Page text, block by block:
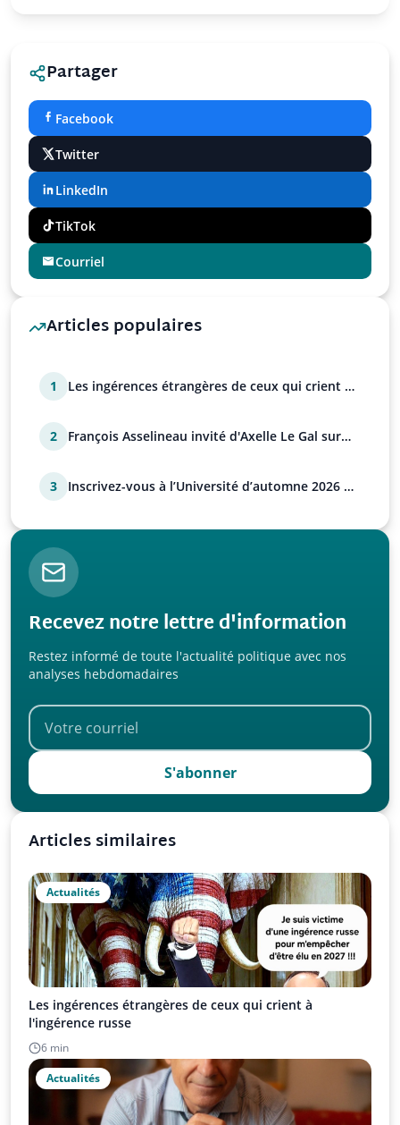
Partager
Facebook
Twitter
LinkedIn
TikTok
Courriel
Articles populaires
1
Les ingérences étrangères de ceux qui crient à
2
François Asselineau invité d'Axelle Le Gal sur
3
Inscrivez-vous à l’Université d’automne 2026 de
Recevez notre lettre d'information
Restez informé de toute l'actualité politique avec nos
analyses hebdomadaires
S'abonner
Articles similaires
Actualités
Les ingérences étrangères de ceux qui crient à
l'ingérence russe
6 min
Actualités